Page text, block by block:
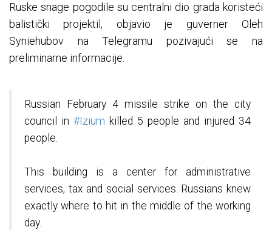
Ruske snage pogodile su centralni dio grada koristeći
balistički projektil, objavio je guverner Oleh
Syniehubov na Telegramu pozivajući se na
preliminarne informacije.
Russian February 4 missile strike on the city
council in #Izium killed 5 people and injured 34
people.
This building is a center for administrative
services, tax and social services. Russians knew
exactly where to hit in the middle of the working
day.